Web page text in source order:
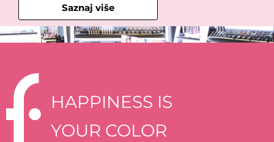
Saznaj više
HAPPINESS IS
YOUR COLOR